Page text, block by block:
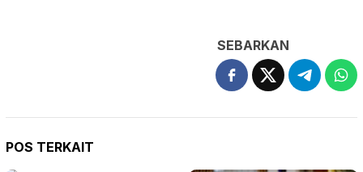
SEBARKAN
POS TERKAIT